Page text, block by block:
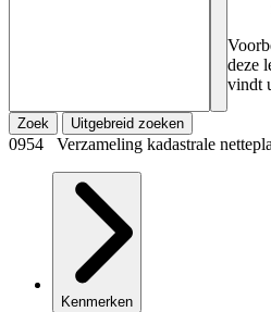
deze
vindt
Zoek Uitgebreid zoeken
0954 Verzameling kadastrale
Kenmerken